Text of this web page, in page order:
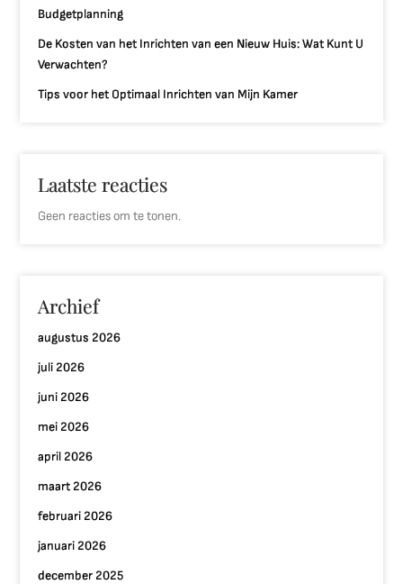
Budgetplanning
De Kosten van het Inrichten van een Nieuw Huis: Wat Kunt U
Verwachten?
Tips voor het Optimaal Inrichten van Mijn Kamer
Laatste reacties
Geen reacties om te tonen.
Archief
augustus 2026
juli 2026
juni 2026
mei 2026
april 2026
maart 2026
februari 2026
januari 2026
december 2025